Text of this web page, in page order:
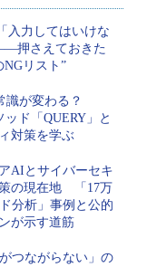
入力してはいけな
押さえておきた
NGリスト”
識が変わる？
ッド「QUERY」と
対策を学ぶ
AIとサイバーセキ
の現在地 「17万
分析」事例と公的
が示す道筋
つながらない」の